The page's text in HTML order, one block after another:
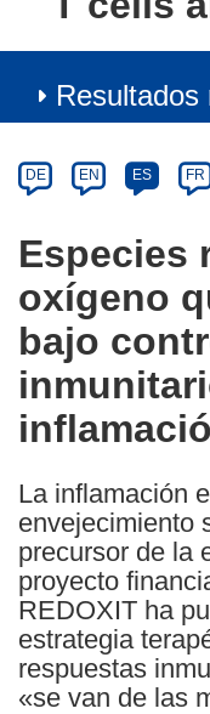
Resultados
Category
Article
available
the
following
languages:
DE EN ES FR
Especies
oxígeno
bajo
La inflamación
envejecimiento
precursor de la
proyecto
REDOXIT ha
estrategia
respuestas
«se van de las